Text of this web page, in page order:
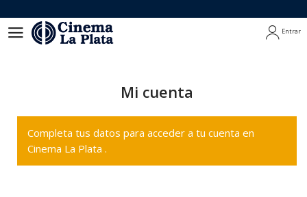
Entrar
Mi cuenta
Completa tus datos para acceder a tu cuenta en
Cinema La Plata .